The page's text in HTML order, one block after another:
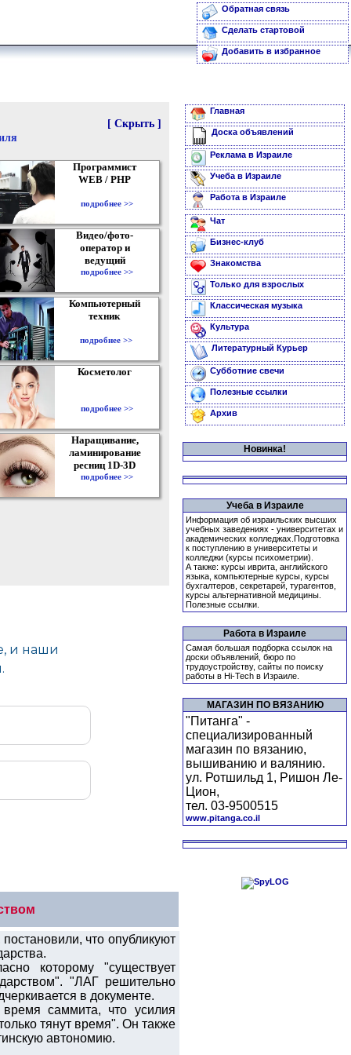
Обратная связь
Сделать стартовой
Добавить в избранное
[ Скрыть ]
Программист
WEB / PHP
подробнее >>
Видео/фото-
оператор и
ведущий
подробнее >>
Компьютерный
техник
подробнее >>
Косметолог
подробнее >>
Наращивание,
ламинирование
ресниц 1D-3D
подробнее >>
что опубликуют
которому "существует
"ЛАГ решительно
в документе.
саммита, что усилия
тянут время". Он также
автономию.
Главная
Доска объявлений
Реклама в Израиле
Учеба в Израиле
Работа в Израиле
Чат
Бизнес-клуб
Знакомства
Только для взрослых
Классическая музыка
Культура
Литературный Курьер
Субботние свечи
Полезные ссылки
Архив
Новинка!
Учеба в Израиле
Информация об израильских высших
учебных заведениях - университетах и
академических колледжах.Подготовка
к поступлению в университеты и
колледжи (курсы психометрии).
А также: курсы иврита, английского
языка, компьютерные курсы, курсы
бухгалтеров, секретарей, турагентов,
курсы альтернативной медицины.
Полезные ссылки.
Работа в Израиле
Самая большая подборка ссылок на
доски объявлений, бюро по
трудоустройству, сайты по поиску
работы в Hi-Tech в Израиле.
МАГАЗИН ПО ВЯЗАНИЮ
"Питанга" -
специализированный
магазин по вязанию,
вышиванию и валянию.
ул. Ротшильд 1, Ришон Ле-
Цион,
тел. 03-9500515
www.pitanga.co.il